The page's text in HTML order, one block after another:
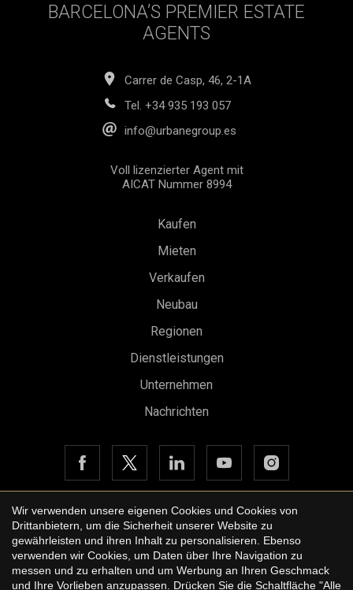
BARCELONA’S PREMIER ESTATE
AGENTS
Carrer de Casp, 46, 2-1A
Tel. +34 935 193 057
info@urbanegroup.es
Voll lizenzierter Agent mit
AICAT Nummer 8994
Kaufen
Mieten
Verkaufen
Neubau
Regionen
Dienstleistungen
Unternehmen
Nachrichten
Copyright © 2026 Urbane International Real Estate
Rechtshinweis der Website
Datenschutzbestimmungen
Wir verwenden unsere eigenen Cookies und Cookies von
Drittanbietern, um die Sicherheit unserer Website zu
gewährleisten und ihren Inhalt zu personalisieren. Ebenso
verwenden wir Cookies, um Daten über Ihre Navigation zu
messen und zu erhalten und um Werbung an Ihren Geschmack
und Ihre Vorlieben anzupassen. Drücken Sie die Schaltfläche "Alle
Konfiguration speichern Alle akzeptieren